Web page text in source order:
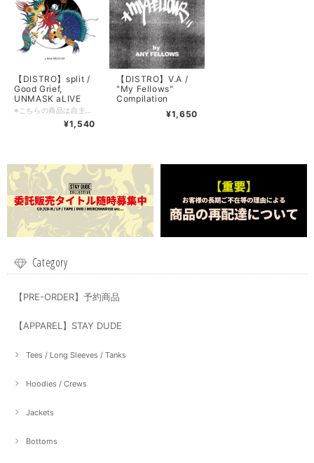
【DISTRO】split /
Good Grief,
UNMASK aLIVE
¥1,540
【DISTRO】V.A /
"My Fellows"
Compilation
¥1,650
Category
【PRE-ORDER】予約商品
【APPAREL】STAY DUDE
Tees / Long Sleeves / Tanks
Hoodies / Crews
Jackets
Bottoms